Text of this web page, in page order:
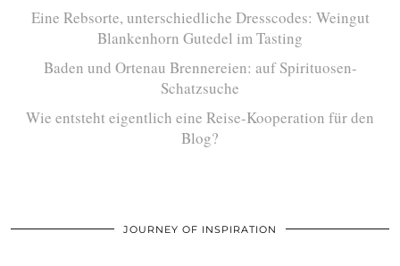
Eine Rebsorte, unterschiedliche Dresscodes: Weingut
Blankenhorn Gutedel im Tasting
Baden und Ortenau Brennereien: auf Spirituosen-
Schatzsuche
Wie entsteht eigentlich eine Reise-Kooperation für den
Blog?
JOURNEY OF INSPIRATION